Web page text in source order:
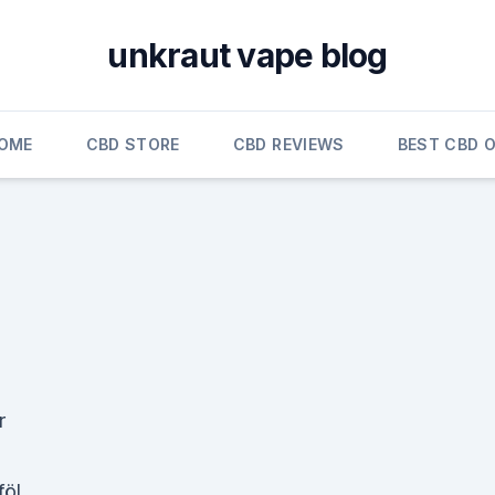
unkraut vape blog
CBD STORE CBD REVIEWS BEST CBD